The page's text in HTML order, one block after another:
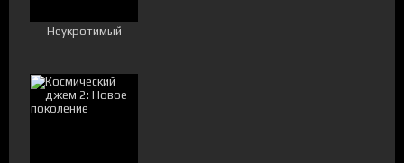
Неукротимый